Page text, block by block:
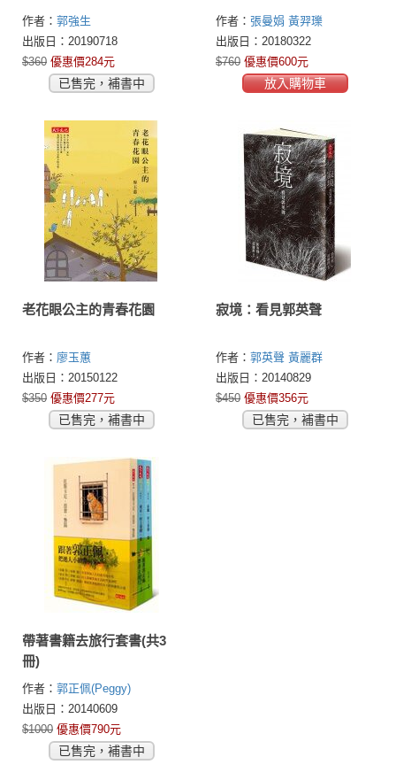
作者： 郭強生
出版日：20190718
$360 優惠價284元
已售完，補書中
作者： 張曼娟 黃羿瓅
出版日：20180322
$760 優惠價600元
放入購物車
老花眼公主的青春花園
作者： 廖玉蕙
出版日：20150122
$350 優惠價277元
已售完，補書中
寂境：看見郭英聲
作者： 郭英聲 黃麗群
出版日：20140829
$450 優惠價356元
已售完，補書中
帶著書籍去旅行套書(共3
冊)
作者： 郭正佩(Peggy)
出版日：20140609
$1000 優惠價790元
已售完，補書中